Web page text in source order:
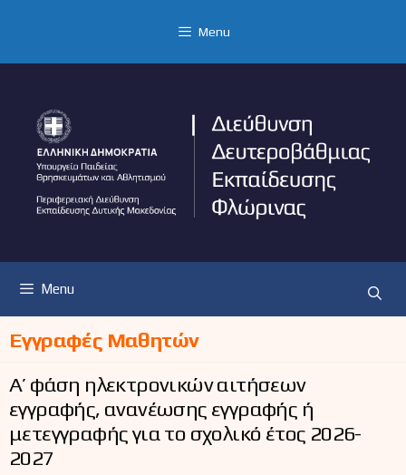
Menu
Menu
Εγγραφές Μαθητών
Α’ φάση ηλεκτρονικών αιτήσεων
εγγραφής, ανανέωσης εγγραφής ή
μετεγγραφής για το σχολικό έτος 2026-
2027